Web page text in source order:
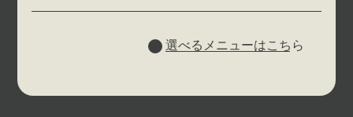
選べるメニューはこちら